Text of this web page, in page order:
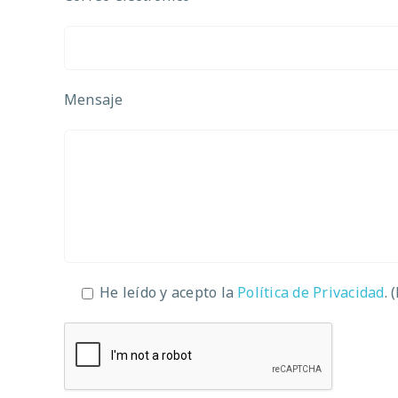
Mensaje
He leído y acepto la Política de Privacidad.